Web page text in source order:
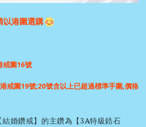
港圍選購
戒圍16號
戒圍19號;20號含以上已超過標準手圍,價格
婚鑽戒】的主鑽為【3A特級鋯石